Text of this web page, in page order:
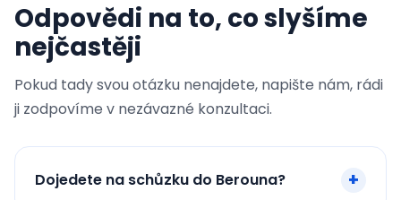
Odpovědi na to, co slyšíme
nejčastěji
Pokud tady svou otázku nenajdete, napište nám, rádi
ji zodpovíme v nezávazné konzultaci.
Dojedete na schůzku do Berouna?